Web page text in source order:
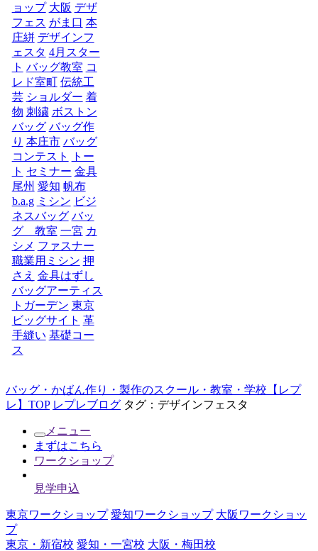
ョップ 大阪 デザ
フェス がま口 本
庄絣 デザインフ
ェスタ 4月スター
ト バッグ教室 コ
レド室町 伝統工
芸 ショルダー 着
物 刺繍 ボストン
バッグ バッグ作
り 本庄市 バッグ
コンテスト
トー
ト セミナー 金具
尾州 愛知 帆布
b.a.g ミシン ビジ
ネスバッグ バッ
グ 教室 一宮 カ
シメ ファスナー
職業用ミシン 押
さえ 金具はずし
バッグアーティス
トガーデン 東京
ビッグサイト 革
手縫い 基礎コー
ス
バッグ・かばん作り・製作のスクール・教室・学校【レプ
レ】TOP レプレブログ タグ：デザインフェスタ
メニュー
まずはこちら
ワークショップ
見学申込
東京ワークショップ 愛知ワークショップ 大阪ワークショッ
プ
東京・新宿校 愛知・一宮校 大阪・梅田校